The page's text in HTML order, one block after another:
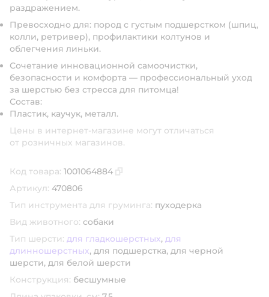
раздражением.
Превосходно для: пород с густым подшерстком (шпиц,
колли, ретривер), профилактики колтунов и
облегчения линьки.
Сочетание инновационной самоочистки,
безопасности и комфорта — профессиональный уход
за шерстью без стресса для питомца!
Состав:
Пластик, каучук, металл.
Цены в интернет-магазине могут отличаться
от розничных магазинов.
Код товара: 1001064884
Артикул: 470806
Тип инструмента для груминга: пуходерка
Вид животного: собаки
Тип шерсти: для гладкошерстных, для
длинношерстных, для подшерстка, для черной
шерсти, для белой шерсти
Конструкция: бесшумные